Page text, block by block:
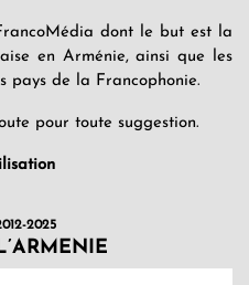
dont le but est la
en Arménie, ainsi que les
pays de la Francophonie.
pour toute suggestion.
2025